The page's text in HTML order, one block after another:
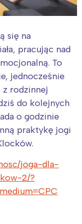
się na
pracując nad
To
jednocześnie
rodzinnej
do kolejnych
o godzinie
praktykę jogi
joga-dla-
2/?